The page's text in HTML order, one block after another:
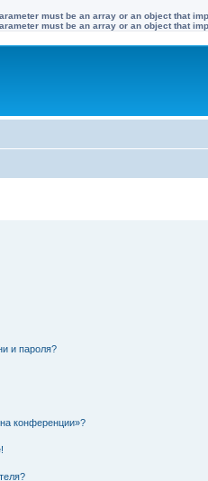
must be an array or an object that
must be an array or an object that
и пароля?
конференции»?